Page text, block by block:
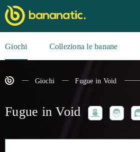
Giochi Colleziona le banane
Giochi Fugue in Void
Fugue in Void